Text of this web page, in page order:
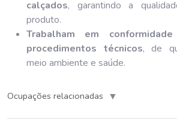
calçados, garantindo a
produto.
Trabalham em
procedimentos técnicos, de
meio ambiente e saúde.
Ocupações relacionadas ▼